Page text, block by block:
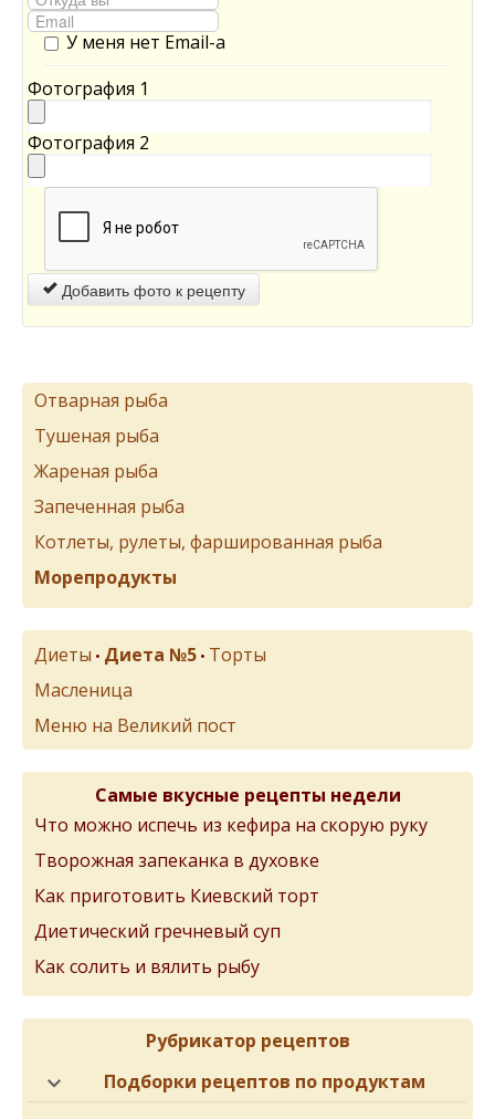
У меня нет Email-а
Фотография 1
Фотография 2
Добавить фото к рецепту
Отварная рыба
Тушеная рыба
Жареная рыба
Запеченная рыба
Котлеты, рулеты, фаршированная рыба
Морепродукты
Диеты • Диета №5 • Торты
Масленица
Меню на Великий пост
Самые вкусные рецепты недели
Что можно испечь из кефира на скорую руку
Творожная запеканка в духовке
Как приготовить Киевский торт
Диетический гречневый суп
Как солить и вялить рыбу
Рубрикатор рецептов
Подборки рецептов по продуктам